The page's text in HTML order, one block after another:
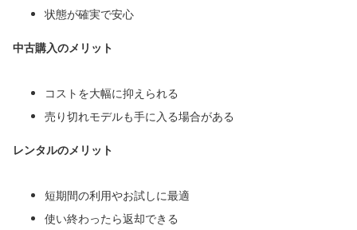
状態が確実で安心
中古購入のメリット
コストを大幅に抑えられる
売り切れモデルも手に入る場合がある
レンタルのメリット
短期間の利用やお試しに最適
使い終わったら返却できる